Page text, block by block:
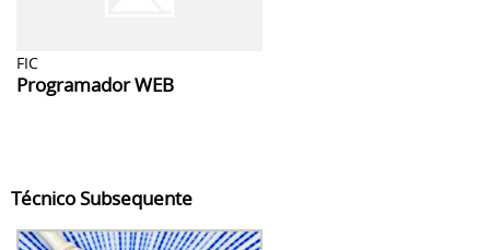
FIC
Programador WEB
Técnico Subsequente